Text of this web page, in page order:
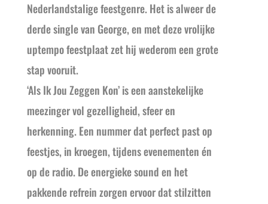
Nederlandstalige feestgenre. Het is alweer de
derde single van George, en met deze vrolijke
uptempo feestplaat zet hij wederom een grote
stap vooruit.
‘Als Ik Jou Zeggen Kon’ is een aanstekelijke
meezinger vol gezelligheid, sfeer en
herkenning. Een nummer dat perfect past op
feestjes, in kroegen, tijdens evenementen én
op de radio. De energieke sound en het
pakkende refrein zorgen ervoor dat stilzitten